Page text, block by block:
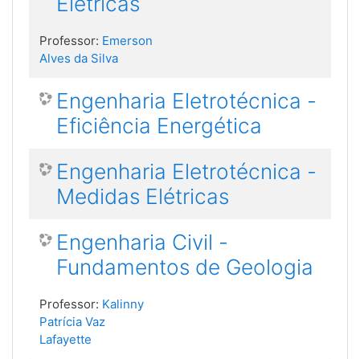
Professor: Emerson
Alves da Silva
Engenharia Eletrotécnica -
Eficiência Energética
Engenharia Eletrotécnica -
Medidas Elétricas
Engenharia Civil -
Fundamentos de Geologia
Professor: Kalinny
Patrícia Vaz
Lafayette